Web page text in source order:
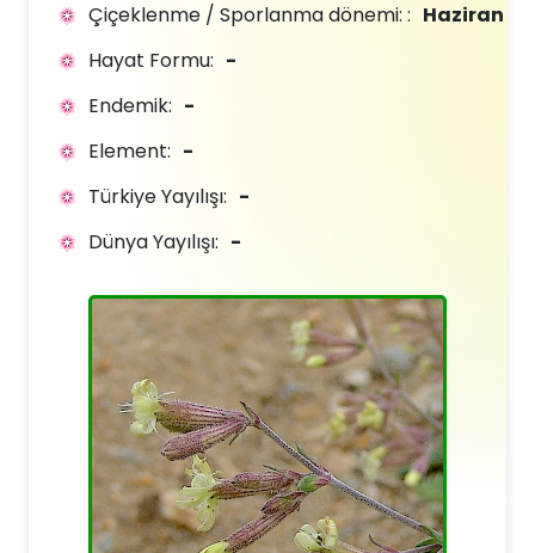
Çiçeklenme / Sporlanma dönemi: : Haziran
Hayat Formu: -
Endemik: -
Element: -
Türkiye Yayılışı: -
Dünya Yayılışı: -